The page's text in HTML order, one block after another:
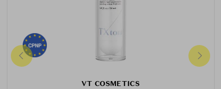
VT COSMETICS